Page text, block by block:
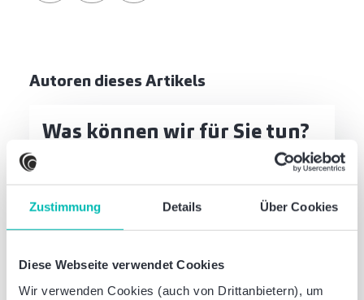
Zustimmung Details Über Cookies
Diese Webseite verwendet Cookies
Wir verwenden Cookies (auch von Drittanbietern), um
Autoren dieses Artikels
Philipp Jarzina
Was können wir für Sie tun?
Jetzt Kontakt aufnehmen